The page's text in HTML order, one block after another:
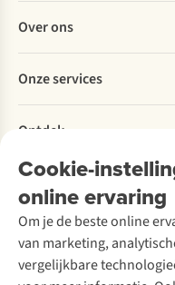
Cookie-
online ervaring
Om je de beste online
van marketing,
vergelijkbare
Bestellen
Betalen
Levering
Retourneren
Bestelling herroepen
Garantie
Contact
Over ons
Explore More
Verantwoord ondernemen
Over Ayacucho
Onze winkels
Over A.S.Adventure
Toegankelijkheidsverklaring
Onze services
Ski-onderhoud
Wasservice
Schoenonderhoud
Schoenherstelling
Kledingherstelling
Retouches
Ontdek
A.S.Magazine
Podcast
Explore Academy
Explore Camp
Gear Check
Meld je aan voor de